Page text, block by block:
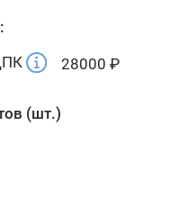
28000 ₽
(шт.)